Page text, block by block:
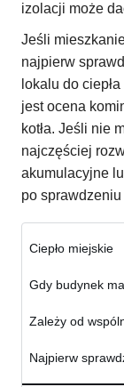
izolacji może
Jeśli
najpierw
lokalu do
jest ocena
kotła. Jeśli nie
najczęściej
akumulacyjne
po sprawdzeniu
Ciepło miejskie
Gdy budynek
Zależy od
Najpierw